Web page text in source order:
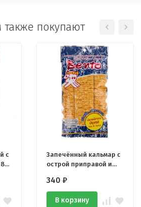
также покупают
с
Запечённый кальмар с
острой приправой и
гр
340 ₽
В корзину